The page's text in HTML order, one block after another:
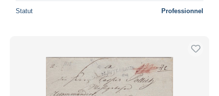
Statut Professionnel